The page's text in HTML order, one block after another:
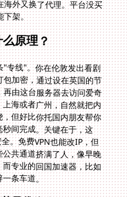
下架。
原理？
专线"。你在伦敦发出看剧
加密，通过设在英国的节
由这台服务器去访问爱奇
海或者广州，自然就把内
但好比你托国内朋友帮你
秒间完成。关键在于，这
。免费VPN也能改IP，但
共通道挤满了人，像早晚
专业的回国加速器，比如
条车道。